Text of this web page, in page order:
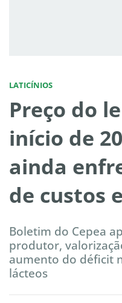
LATICÍNIOS
Preço do
início de
ainda
de custos
Boletim do Cepea
produtor,
aumento do déficit
lácteos